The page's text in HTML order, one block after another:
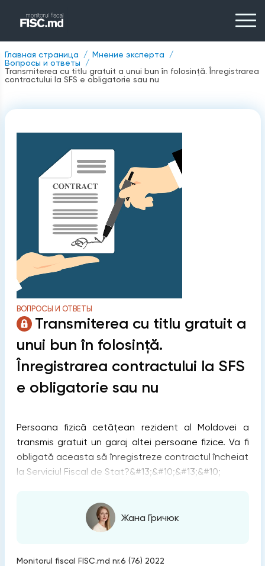
Главная страница
Мнение эксперта
Вопросы и ответы
Transmiterea cu titlu gratuit a unui bun în folosință. Înregistrarea
contractului la SFS e obligatorie sau nu
ВОПРОСЫ И ОТВЕТЫ
Transmiterea cu titlu gratuit a
unui bun în folosință.
Înregistrarea contractului la SFS
e obligatorie sau nu
Persoana fizică cetățean rezident al Moldovei a
transmis gratuit un garaj altei persoane fizice. Va fi
obligată aceasta să înregistreze contractul încheiat
la Serviciul Fiscal de Stat?&#13;&#10;&#13;&#10;
Жана Гричюк
Monitorul fiscal FISC.md nr.6 (76) 2022